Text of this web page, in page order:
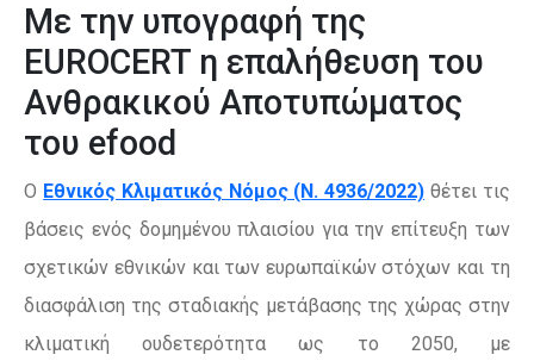
Με την υπογραφή της
EUROCERT η επαλήθευση του
Ανθρακικού Αποτυπώματος
του efood
Ο Εθνικός Κλιματικός Νόμος (Ν. 4936/2022) θέτει τις
βάσεις ενός δομημένου πλαισίου για την επίτευξη των
σχετικών εθνικών και των ευρωπαϊκών στόχων και τη
διασφάλιση της σταδιακής μετάβασης της χώρας στην
κλιματική ουδετερότητα ως το 2050, με